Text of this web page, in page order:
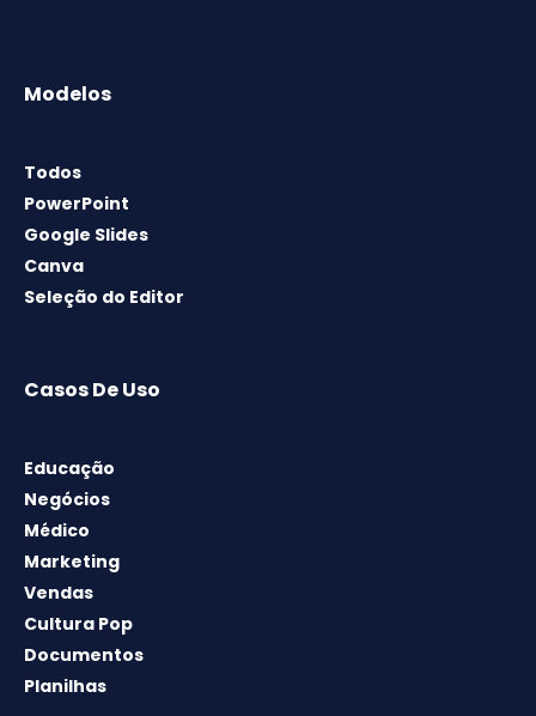
Modelos
Todos
PowerPoint
Google Slides
Canva
Seleção do Editor
Casos De Uso
Educação
Negócios
Médico
Marketing
Vendas
Cultura Pop
Documentos
Planilhas